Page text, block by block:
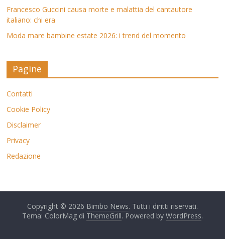
Francesco Guccini causa morte e malattia del cantautore
italiano: chi era
Moda mare bambine estate 2026: i trend del momento
Pagine
Contatti
Cookie Policy
Disclaimer
Privacy
Redazione
Copyright © 2026 Bimbo News. Tutti i diritti riservati.
Tema: ColorMag di ThemeGrill. Powered by WordPress.